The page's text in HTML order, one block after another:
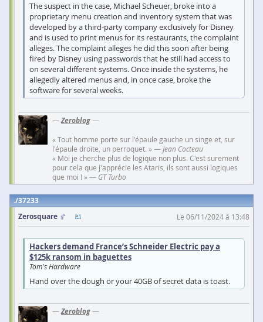
The suspect in the case, Michael Scheuer, broke into a
proprietary menu creation and inventory system that was
developed by a third-party company exclusively for Disney
and is used to print menus for its restaurants, the complaint
alleges. The complaint alleges he did this soon after being
fired by Disney using passwords that he still had access to
on several different systems. Once inside the systems, he
allegedly altered menus and, in once case, broke the
software for several weeks.
—Zeroblog—
« Tout homme porte sur l'épaule gauche un singe et, sur
l'épaule droite, un perroquet. » — Jean Cocteau
« Moi je cherche plus de logique non plus. C'est surement
pour cela que j'apprécie les Ataris, ils sont aussi logiques
que moi ! » — GT Turbo
37233
Zerosquare
Le 06/11/2024 à 13:48
Hackers demand France’s Schneider Electric pay a
$125k ransom in baguettes
Tom's Hardware
Hand over the dough or your 40GB of secret data is toast.
—Zeroblog—